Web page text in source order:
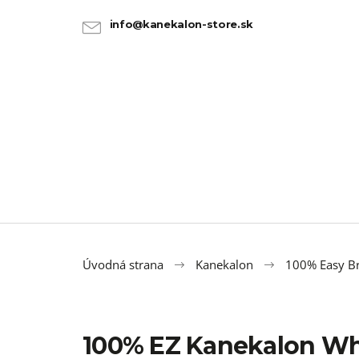
info@kanekalon-store.sk
Úvodná strana Kanekalon 100% Easy
100% EZ Kanekalon
SPÄŤ
SPÄŤ
100% JUMBO BRAID KANEKALON 1